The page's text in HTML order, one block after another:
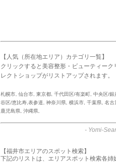
【人気（所在地エリア）カテゴリ一覧】
クリックすると美容整形・ビューティー
レクトショップがリストアップされます。
札幌市 仙台市 東京都 千代田区/有楽町 中央区/銀
谷区/恵比寿,表参道
神奈川県 横浜市 千葉県 名古
鹿児島県 沖縄県
- Yomi-
【福井市エリアのスポット検索】
下記のリストは、エリアスポット検索各